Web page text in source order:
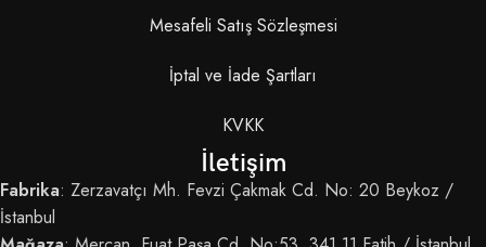
Mesafeli Satış Sözleşmesi
İptal ve İade Şartları
KVKK
İletişim
Fabrika: Zerzavatçı Mh. Fevzi Çakmak Cd. No: 20 Beykoz /
İstanbul